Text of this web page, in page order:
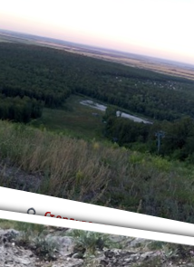
Стерлитамак